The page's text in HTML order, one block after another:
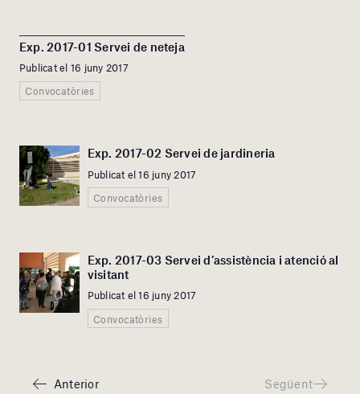
Exp. 2017-01 Servei de neteja
Publicat el 16 juny 2017
Convocatòries
Exp. 2017-02 Servei de jardineria
Publicat el 16 juny 2017
Convocatòries
Exp. 2017-03 Servei d’assistència i atenció al
visitant
Publicat el 16 juny 2017
Convocatòries
Anterior Següent